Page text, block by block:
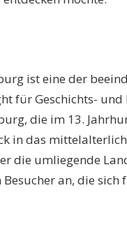
ist eine der
für Geschichts-
die im 13.
in das
die umliegende
an, die sich